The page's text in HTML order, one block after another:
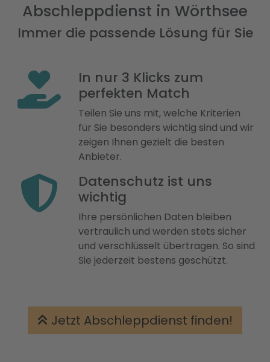
Abschleppdienst in Wörthsee
Immer die passende Lösung für Sie
In nur 3 Klicks zum
perfekten Match
Teilen Sie uns mit, welche Kriterien
für Sie besonders wichtig sind und wir
zeigen Ihnen gezielt die besten
Anbieter.
Datenschutz ist uns
wichtig
Ihre persönlichen Daten bleiben
vertraulich und werden stets sicher
und verschlüsselt übertragen. So sind
Sie jederzeit bestens geschützt.
Jetzt Abschleppdienst finden!